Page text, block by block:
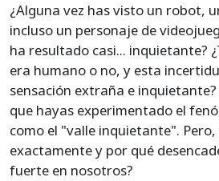
¿Alguna vez has visto un robot,
incluso un personaje de
ha resultado casi... inquietante?
era humano o no, y esta
sensación extraña e inquietante?
que hayas experimentado el
como el "valle inquietante". Pero,
exactamente y por qué
fuerte en nosotros?